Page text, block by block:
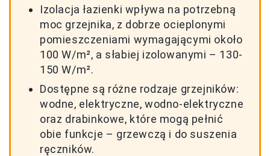
Izolacja łazienki wpływa na potrzebną
moc grzejnika, z dobrze ocieplonymi
pomieszczeniami wymagającymi około
100 W/m², a słabiej izolowanymi – 130-
150 W/m².
Dostępne są różne rodzaje grzejników:
wodne, elektryczne, wodno-elektryczne
oraz drabinkowe, które mogą pełnić
obie funkcje – grzewczą i do suszenia
ręczników.